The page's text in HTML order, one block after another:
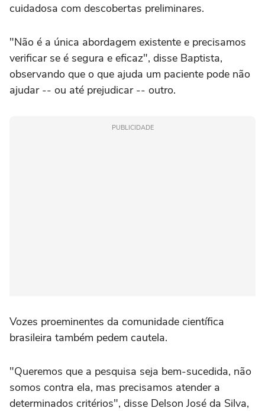
cuidadosa com descobertas preliminares.
"Não é a única abordagem existente e precisamos
verificar se é segura e eficaz", disse Baptista,
observando que o ‌que ajuda um paciente pode não
ajudar -- ou até prejudicar -- outro.
PUBLICIDADE
Vozes ⁠proeminentes da comunidade científica
brasileira também pedem cautela.
"Queremos que a ⁠pesquisa seja bem-sucedida, não
somos contra ela, mas precisamos atender a
determinados critérios", disse Delson José da Silva,